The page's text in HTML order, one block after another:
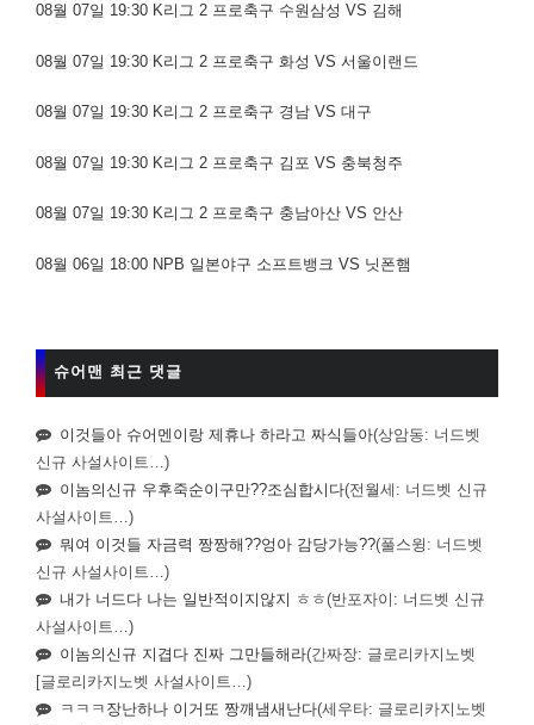
08월 07일 19:30 K리그 2 프로축구 수원삼성 VS 김해
08월 07일 19:30 K리그 2 프로축구 화성 VS 서울이랜드
08월 07일 19:30 K리그 2 프로축구 경남 VS 대구
08월 07일 19:30 K리그 2 프로축구 김포 VS 충북청주
08월 07일 19:30 K리그 2 프로축구 충남아산 VS 안산
08월 06일 18:00 NPB 일본야구 소프트뱅크 VS 닛폰햄
슈어맨 최근 댓글
이것들아 슈어멘이랑 제휴나 하라고 짜식들아(상암동: 너드벳
신규 사설사이트…)
이놈의신규 우후죽순이구만??조심합시다(전월세: 너드벳 신규
사설사이트…)
뭐여 이것들 자금력 짱짱해??엉아 감당가능??(풀스윙: 너드벳
신규 사설사이트…)
내가 너드다 나는 일반적이지않지 ㅎㅎ(반포자이: 너드벳 신규
사설사이트…)
이놈의신규 지겹다 진짜 그만들해라(간짜장: 글로리카지노벳
[글로리카지노벳 사설사이트…)
ㅋㅋㅋ장난하나 이거또 짱깨냄새난다(세우타: 글로리카지노벳